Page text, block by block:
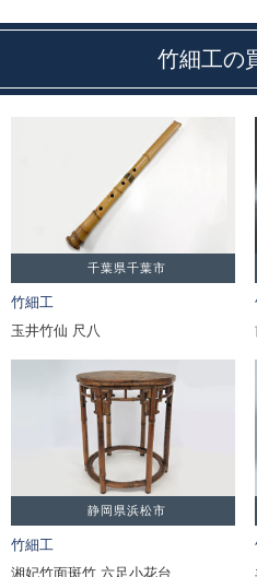
竹細工の
千葉県千葉市
竹細工
玉井竹仙 尺八
静岡県浜松市
竹細工
湘妃竹面斑竹 六足小花台